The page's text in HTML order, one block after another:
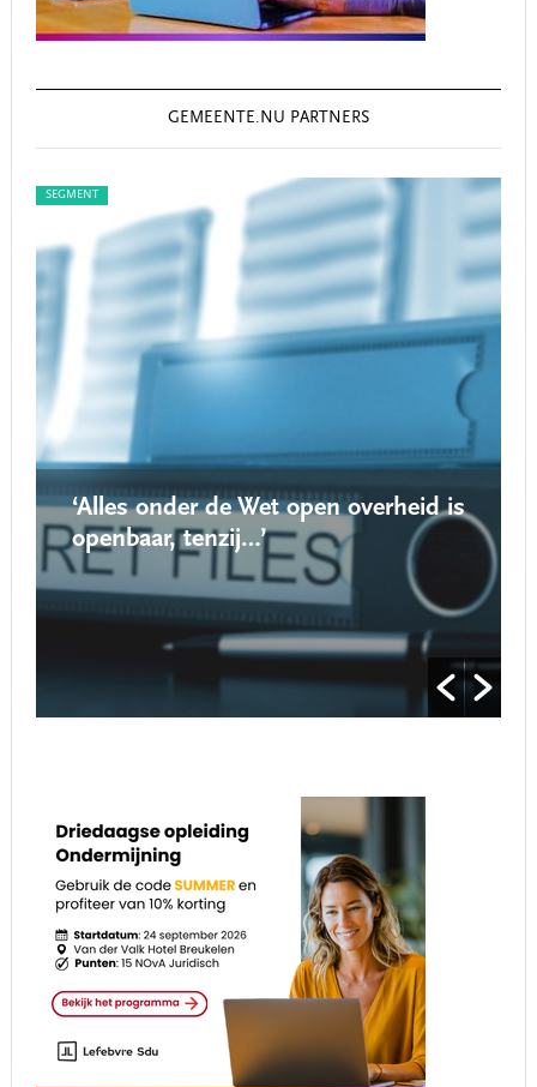
GEMEENTE.NU PARTNERS
SEGMENT
‘Alles onder de Wet open overheid is
openbaar, tenzij…’